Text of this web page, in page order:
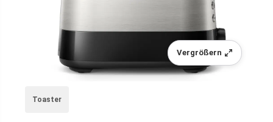
Vergrößern
Toaster